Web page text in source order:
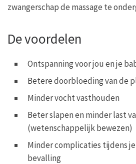
zwangerschap de massage te
De voordelen
Ontspanning voor jou en je
Betere doorbloeding van de
Minder vocht vasthouden
Beter slapen en minder last
(wetenschappelijk bewezen)
Minder complicaties tijdens
bevalling